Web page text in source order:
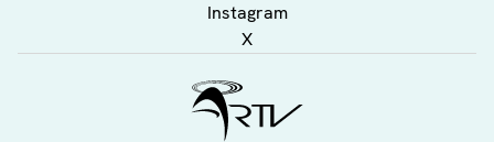
Instagram
X